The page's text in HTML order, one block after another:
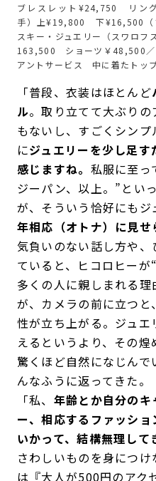
ブレスレット¥24,750 リン
手）上¥19,800 下¥16,500（
スキー・ジュエリー（スワロ
163,500 ショーツ￥48,500／
アントサービス 中に着たトッ
「普段、衣装はほとんど
ル。取り立てて大ぶり
もないし、すごくシンプ
にジュエリーを少し足
感じますね。 私服に至っ
ジーパン、以上。”とい
が、そういう恰好にもジ
年相応（オトナ）に見せ
気負いのない話し方や
ていると、ヒコロヒー
多くの人に親しまれる
が、カメラの前に立つ
性が立ち上がる。ジュ
えるというより、その
驚くほど自然になじんで
んなふうに返ってきた。
「私、 年齢とか自分のキ
ー、相応するファッシ
いかって、結構無理して
さわしいものを身につ
は『大人が500円のアク